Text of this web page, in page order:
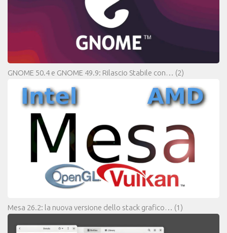
GNOME 50.4 e GNOME 49.9: Rilascio Stabile con… (2)
Mesa 26.2: la nuova versione dello stack grafico… (1)